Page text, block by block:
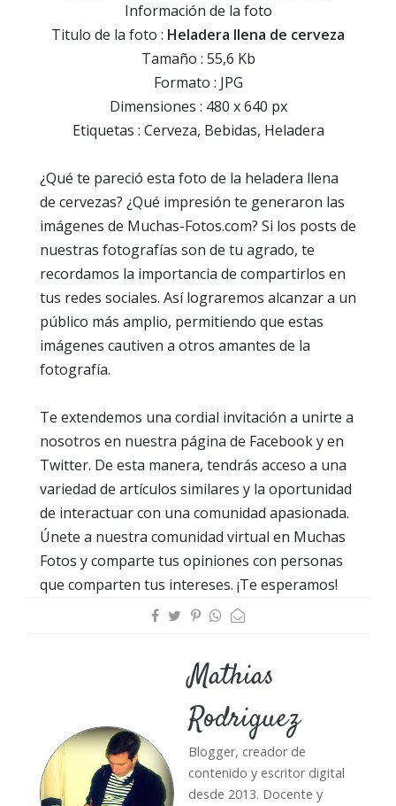
Información de la foto
Titulo de la foto : Heladera llena de cerveza
Tamaño : 55,6 Kb
Formato : JPG
Dimensiones : 480 x 640 px
Etiquetas : Cerveza, Bebidas, Heladera
¿Qué te pareció esta foto de la heladera llena
de cervezas? ¿Qué impresión te generaron las
imágenes de Muchas-Fotos.com? Si los posts de
nuestras fotografías son de tu agrado, te
recordamos la importancia de compartirlos en
tus redes sociales. Así lograremos alcanzar a un
público más amplio, permitiendo que estas
imágenes cautiven a otros amantes de la
fotografía.
Te extendemos una cordial invitación a unirte a
nosotros en nuestra página de Facebook y en
Twitter. De esta manera, tendrás acceso a una
variedad de artículos similares y la oportunidad
de interactuar con una comunidad apasionada.
Únete a nuestra comunidad virtual en Muchas
Fotos y comparte tus opiniones con personas
que comparten tus intereses. ¡Te esperamos!
Mathias
Rodriguez
Blogger, creador de
contenido y escritor digital
desde 2013. Docente y